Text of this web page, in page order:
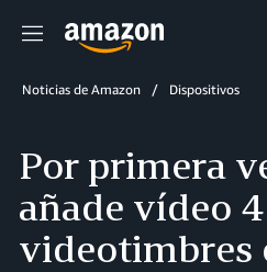
Menú
Noticias de Amazon Dispositivos
Por primera
añade vídeo
videotimbres